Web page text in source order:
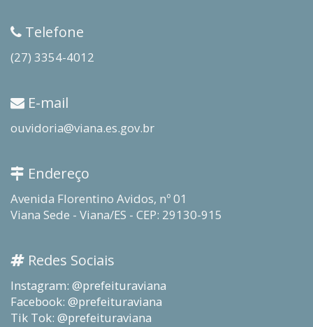
Telefone
(27) 3354-4012
E-mail
ouvidoria@viana.es.gov.br
Endereço
Avenida Florentino Avidos, nº 01
Viana Sede - Viana/ES - CEP: 29130-915
Redes Sociais
Instagram: @prefeituraviana
Facebook: @prefeituraviana
Tik Tok: @prefeituraviana